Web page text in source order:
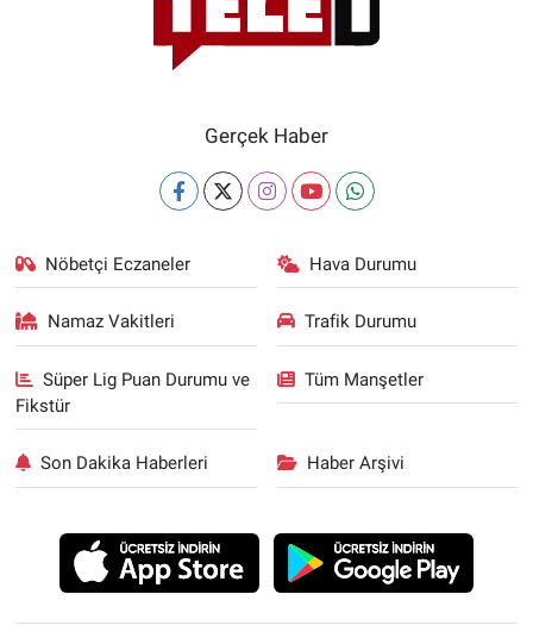
Gerçek Haber
Nöbetçi Eczaneler Hava Durumu
Namaz Vakitleri Trafik Durumu
Süper Lig Puan Durumu ve
Fikstür
Tüm Manşetler
Son Dakika Haberleri Haber Arşivi